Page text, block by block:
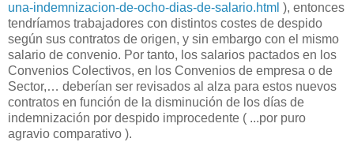
una-indemnizacion-de-ocho-dias-de-salario.html ), entonces
tendríamos trabajadores con distintos costes de despido
según sus contratos de origen, y sin embargo con el mismo
salario de convenio. Por tanto, los salarios pactados en los
Convenios Colectivos, en los Convenios de empresa o de
Sector,… deberían ser revisados al alza para estos nuevos
contratos en función de la disminución de los días de
indemnización por despido improcedente ( ...por puro
agravio comparativo ).